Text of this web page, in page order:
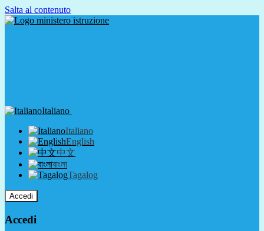
Salta al contenuto
Italiano
Italiano
English
中文
বাংলা
Tagalog
Accedi
Accedi